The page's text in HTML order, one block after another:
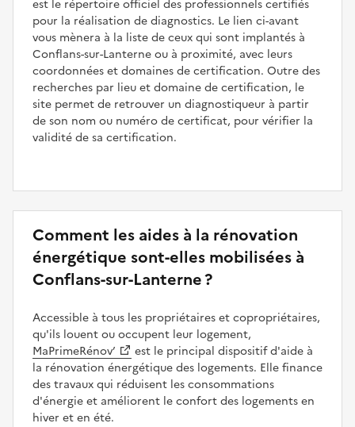
est le répertoire officiel des professionnels certifiés
pour la réalisation de diagnostics. Le lien ci-avant
vous mènera à la liste de ceux qui sont implantés à
Conflans-sur-Lanterne ou à proximité, avec leurs
coordonnées et domaines de certification. Outre des
recherches par lieu et domaine de certification, le
site permet de retrouver un diagnostiqueur à partir
de son nom ou numéro de certificat, pour vérifier la
validité de sa certification.
Comment les aides à la rénovation
énergétique sont-elles mobilisées à
Conflans-sur-Lanterne ?
Accessible à tous les propriétaires et copropriétaires,
qu'ils louent ou occupent leur logement,
MaPrimeRénov’
est le principal dispositif d'aide à
la rénovation énergétique des logements. Elle finance
des travaux qui réduisent les consommations
d'énergie et améliorent le confort des logements en
hiver et en été.